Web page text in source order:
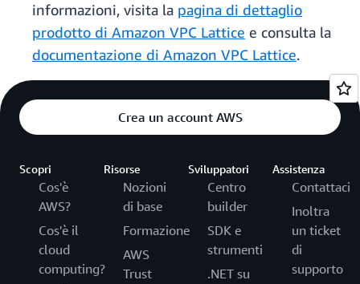
informazioni, visita la pagina di dettaglio
prodotto di Amazon VPC Lattice e consulta la
documentazione di Amazon VPC Lattice.
Crea un account AWS
Scopri
Cos'è
AWS?
Cos'è il
cloud
computing?
Risorse
Nozioni
di base
Formazione
AWS
Trust
Sviluppatori
Centro
builder
SDK e
strumenti
.NET su
Assistenza
Contattaci
Inoltra
un ticket
di
supporto